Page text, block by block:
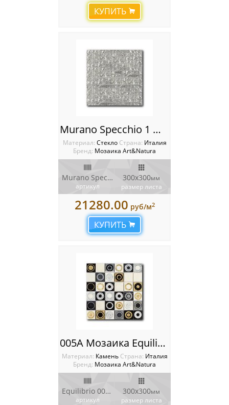
КУПИТЬ
Murano Specchio 1 Мозаика Art Natura
Материал: Стекло Cтрана: Италия
Бренд: Мозаика Art&Natura
Murano Specchio 1
артикул
300x300мм
размер листа
21280.00 руб/м2
КУПИТЬ
005A Мозаика Equilibrio
Материал: Камень Cтрана: Италия
Бренд: Мозаика Art&Natura
Equilibrio 005A
артикул
300x300мм
размер листа